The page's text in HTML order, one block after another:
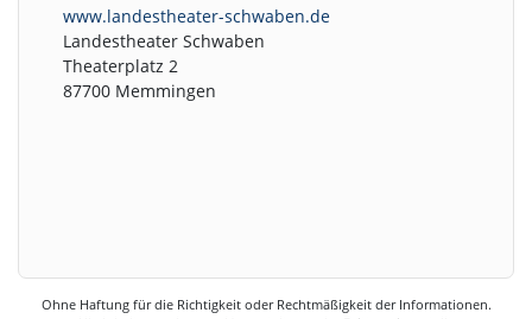
www.landestheater-schwaben.de
Landestheater Schwaben
Theaterplatz 2
87700 Memmingen
Ohne Haftung für die Richtigkeit oder Rechtmäßigkeit der Informationen.